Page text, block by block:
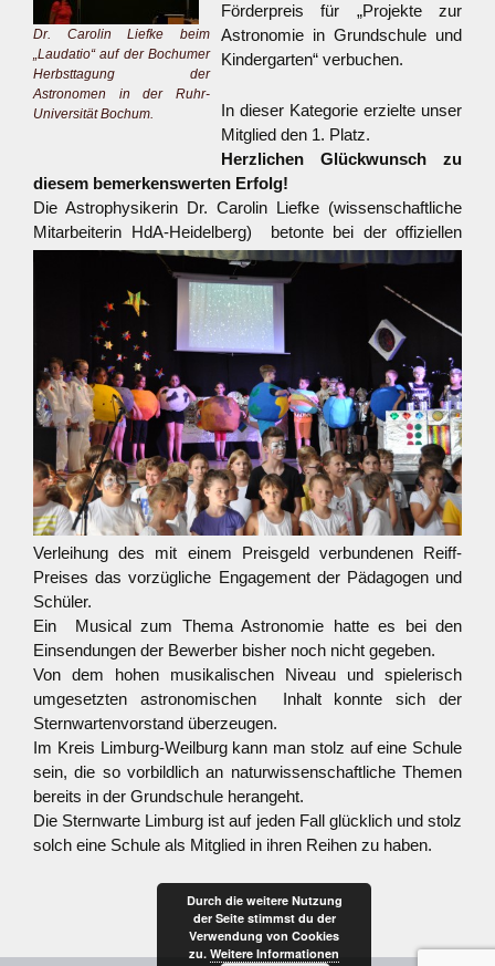
Dr. Carolin Liefke beim
„Laudatio“ auf der Bochumer
Herbsttagung der
Astronomen in der Ruhr-
Universität Bochum.
Förderpreis für „Projekte zur
Astronomie in Grundschule und
Kindergarten“ verbuchen.
In dieser Kategorie erzielte unser
Mitglied den 1. Platz.
Herzlichen Glückwunsch zu
diesem bemerkenswerten Erfolg!
Die Astrophysikerin Dr. Carolin Liefke (wissenschaftliche
Mitarbeiterin HdA-Heidelberg) betonte bei der offiziellen
Verleihung des mit einem Preisgeld verbundenen Reiff-
Preises das vorzügliche Engagement der Pädagogen und
Schüler.
Ein Musical zum Thema Astronomie hatte es bei den
Einsendungen der Bewerber bisher noch nicht gegeben.
Von dem hohen musikalischen Niveau und spielerisch
umgesetzten astronomischen Inhalt konnte sich der
Sternwartenvorstand überzeugen.
Im Kreis Limburg-Weilburg kann man stolz auf eine Schule
sein, die so vorbildlich an naturwissenschaftliche Themen
bereits in der Grundschule herangeht.
Die Sternwarte Limburg ist auf jeden Fall glücklich und stolz
solch eine Schule als Mitglied in ihren Reihen zu haben.
Durch die weitere Nutzung
der Seite stimmst du der
Verwendung von Cookies
zu. Weitere Informationen